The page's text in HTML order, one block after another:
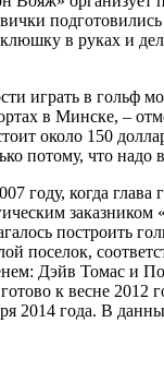
в руках и
играть в гольф
в Минске, –
около 150
потому, что надо
году, когда
построить
поселок,
Дэйв Томас и
к весне 2012
2014 года. В